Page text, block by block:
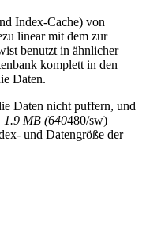
Index-Cache) von
linear mit dem zur
benutzt in ähnlicher
komplett in den
Daten.
Daten nicht puffern, und
1.9 MB (640480/sw)
und Datengröße der